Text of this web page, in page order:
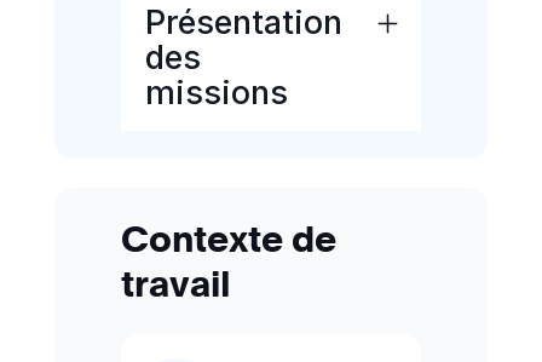
Présentation
des
missions
Communiquer à l'oral
en langue étrangère
Communiquer à l'écrit
Contexte de
travail